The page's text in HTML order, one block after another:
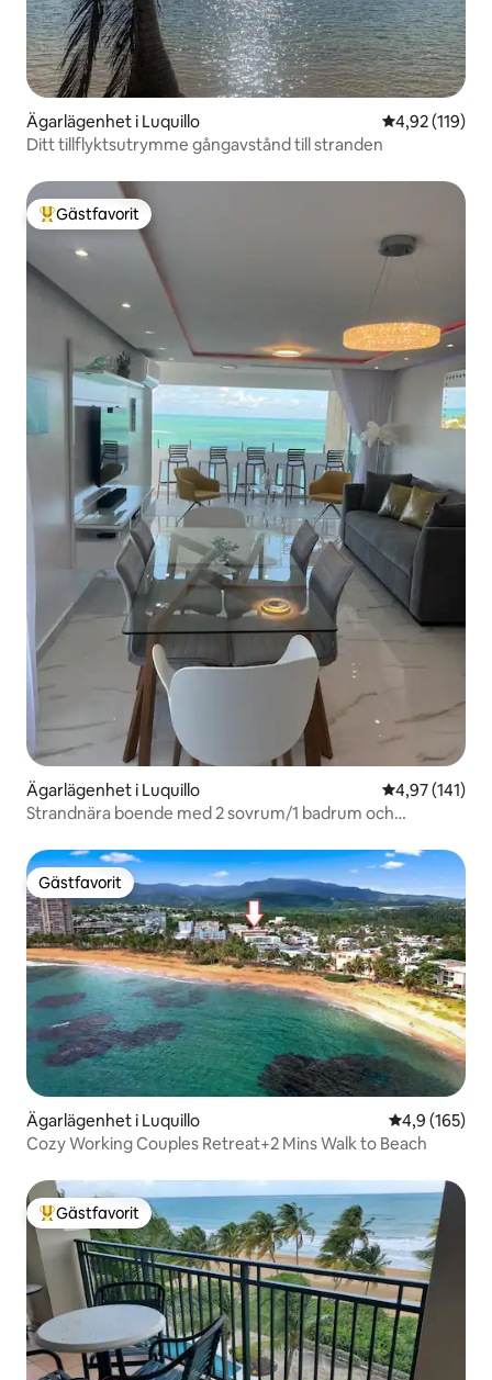
Ägarlägenhet i Luquillo 4,92 av 5 i
4,92 (119)
Ditt tillflyktsutrymme gångavstånd till stranden
Populär gästfavorit
Gästfavorit
Ägarlägenhet i Luquillo 4,97 av 5 i
4,97 (141)
Strandnära boende med 2 sovrum/1 badrum och
Gästfavorit
Gästfavorit
Ägarlägenhet i Luquillo 4,9 av 5 i
4,9 (165)
Cozy Working Couples Retreat+2 Mins Walk to Beach
Populär gästfavorit
Gästfavorit